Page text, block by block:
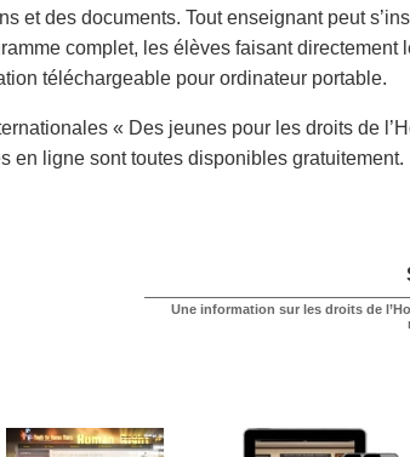
et des documents. Tout enseignant peut
complet, les élèves faisant directement
téléchargeable pour ordinateur portable.
« Des jeunes pour les droits de
en ligne sont toutes disponibles gratuitement.
Une information sur les droits de